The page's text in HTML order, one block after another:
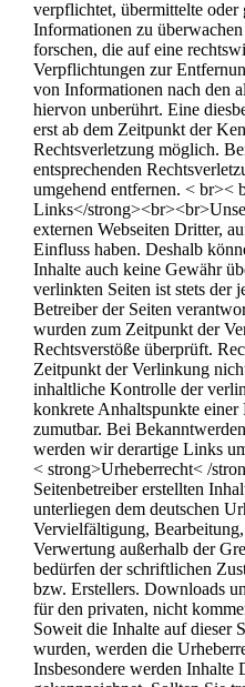
verpflichtet, übermittelte oder
Informationen zu
forschen, die auf eine
Verpflichtungen zur
von Informationen nach den
hiervon unberührt. Eine
erst ab dem Zeitpunkt der
Rechtsverletzung möglich.
entsprechenden
umgehend entfernen. <
Links</
externen Webseiten Dritter,
Einfluss haben. Deshalb
Inhalte auch keine Gewähr
verlinkten Seiten ist stets der
Betreiber der Seiten
wurden zum Zeitpunkt der
Rechtsverstöße überprüft.
Zeitpunkt der Verlinkung
inhaltliche Kontrolle der
konkrete Anhaltspunkte einer
zumutbar. Bei
werden wir derartige Links
< strong>Urheberrecht< /
Seitenbetreiber erstellten
unterliegen dem deutschen
Vervielfältigung,
Verwertung außerhalb der
bedürfen der schriftlichen
bzw. Erstellers. Downloads
für den privaten, nicht
Soweit die Inhalte auf dieser
wurden, werden die
Insbesondere werden Inhalte